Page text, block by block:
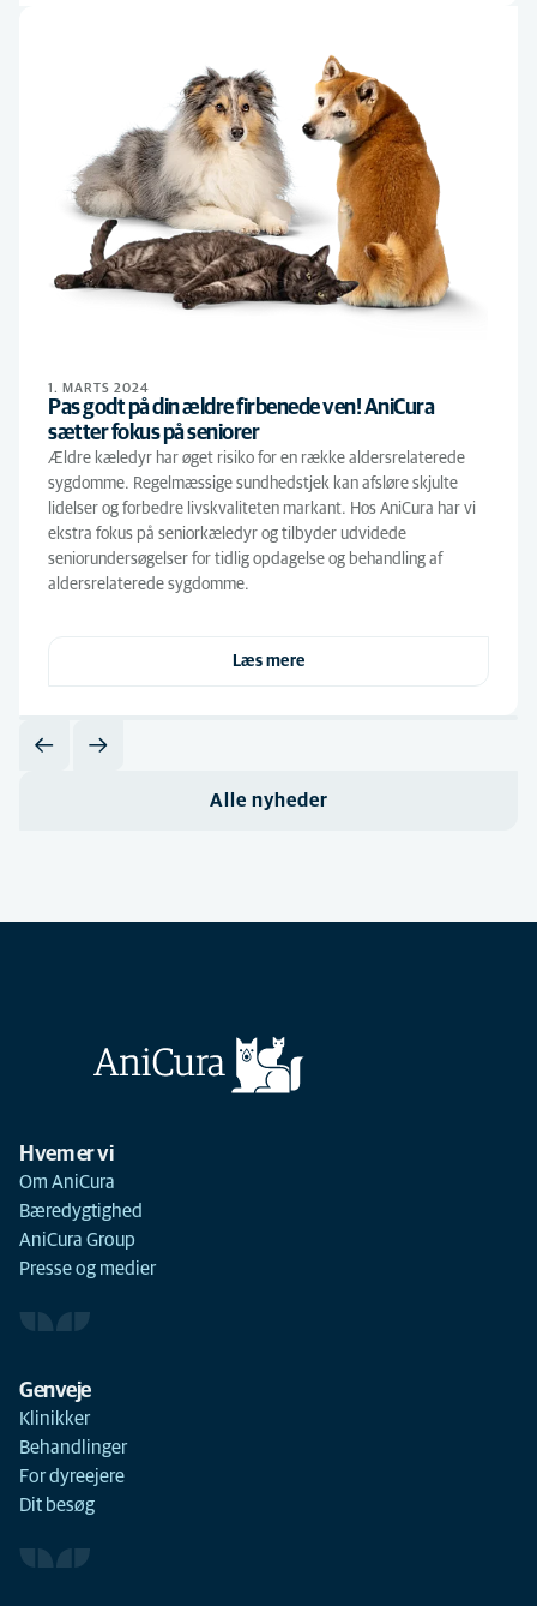
1. MARTS 2024
Pas godt på din ældre firbenede ven! AniCura
sætter fokus på seniorer
Ældre kæledyr har øget risiko for en række aldersrelaterede
sygdomme. Regelmæssige sundhedstjek kan afsløre skjulte
lidelser og forbedre livskvaliteten markant. Hos AniCura har vi
ekstra fokus på seniorkæledyr og tilbyder udvidede
seniorundersøgelser for tidlig opdagelse og behandling af
aldersrelaterede sygdomme.
Læs mere
Alle nyheder
Hvem er vi
Om AniCura
Bæredygtighed
AniCura Group
Presse og medier
Genveje
Klinikker
Behandlinger
For dyreejere
Dit besøg